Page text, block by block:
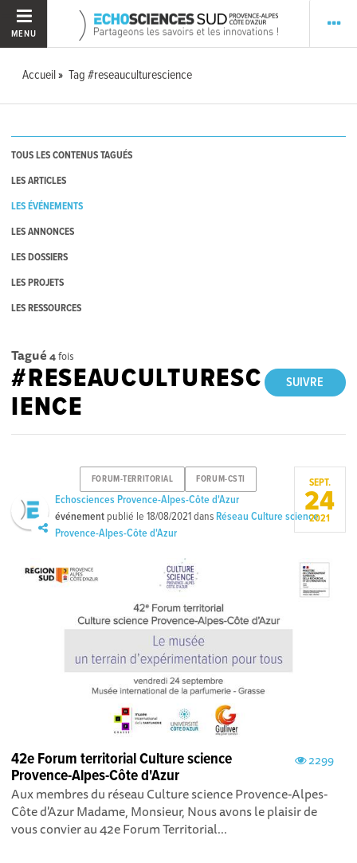
MENU
Accueil Tag #reseauculturescience
TOUS LES CONTENUS TAGUÉS
LES ARTICLES
LES ÉVÉNEMENTS
LES ANNONCES
LES DOSSIERS
LES PROJETS
LES RESSOURCES
Tagué 4fois
SUIVRE
#RESEAUCULTURESC
IENCE
FORUM-TERRITORIAL FORUM-CSTI
Echosciences Provence-Alpes-Côte d'Azur
événement publié le18/08/2021dans Réseau Culture science
Provence-Alpes-Côte d'Azur
SEPT.
24
2021
2299
42e Forum territorial Culture science
Provence-Alpes-Côte d'Azur
Aux membres du réseau Culture science Provence-Alpes-
Côte d'Azur Madame, Monsieur, Nous avons le plaisir de
vous convier au 42e Forum Territorial...